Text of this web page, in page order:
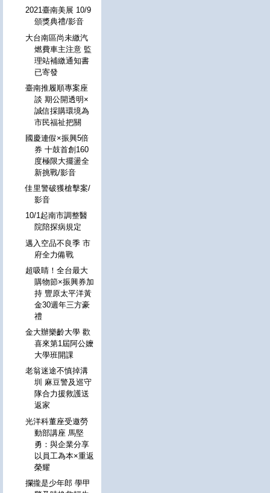
2021臺南美展 10/9
頒獎典禮/影音
大台南區尚未繳汽
燃費車主注意 監
理站補繳通知書
已寄發
臺南推履順專案座
談 期公開透明×
誠信採購環境為
市民福祉把關
國慶連假×振興5倍
券 十鼓首創160
度極限大擺盪全
新挑戰/影音
佳里警破獲槍擊案/
影音
10/1起南市調整醫
院陪探病規定
邁入空品不良季 市
府全力備戰
超吸睛！全台最大
購物節×振興券加
持 豐原太平洋黃
金30週年三方豪
禮
金大辦樂齡大學 歡
喜來第1屆阿公嬤
大學班開課
老翁迷途不慎掉溝
圳 麻豆警及巡守
隊合力援救護送
返家
光洋科董座受邀勞
動部講座 馬堅
勇：與企業分享
以員工為本×重返
榮耀
攔攏是少年郎 學甲